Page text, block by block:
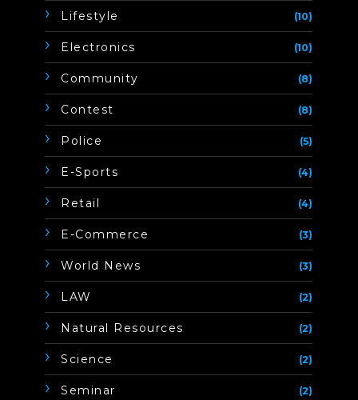
Lifestyle (10)
Electronics (10)
Community (8)
Contest (8)
Police (5)
E-Sports (4)
Retail (4)
E-Commerce (3)
World News (3)
LAW (2)
Natural Resources (2)
Science (2)
Seminar (2)